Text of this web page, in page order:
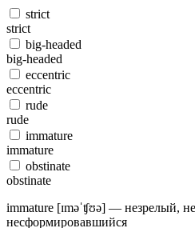
strict
strict
big-headed
big-headed
eccentric
eccentric
rude
rude
immature
immature
obstinate
obstinate
immature [ɪməˈʧʊə] — незрелый,
несформировавшийся